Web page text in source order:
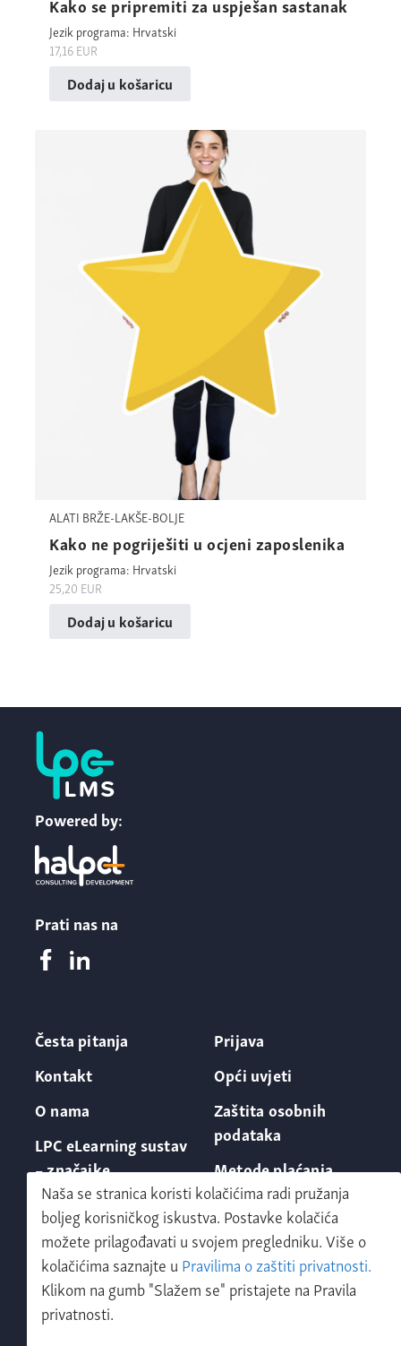
Jezik programa: Hrvatski
17,16EUR
Dodaj u košaricu
ALATI BRŽE-LAKŠE-BOLJE
Kako ne pogriješiti u ocjeni zaposlenika
Jezik programa: Hrvatski
25,20 EUR
Dodaj u košaricu
Powered by:
Prati nas na
Česta pitanja
Kontakt
O nama
LPC eLearning sustav
– značajke
Prijava
Opći uvjeti
Zaštita osobnih
podataka
Metode plaćanja
Zatraži demo
Naša se stranica koristi kolačićima radi pružanja
boljeg korisničkog iskustva. Postavke kolačića
možete prilagođavati u svojem pregledniku. Više o
kolačićima saznajte u Pravilima o zaštiti privatnosti.
Klikom na gumb "Slažem se" pristajete na Pravila
privatnosti.